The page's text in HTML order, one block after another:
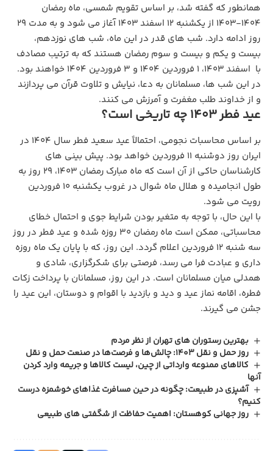
همانطور که گفته شد، بر اساس تقویم شمسی، ماه رمضان
۱۴۰۴-۱۴۰۳ از یکشنبه ۱۲ اسفند ۱۴۰۳ آغاز می ‌شود و به مدت ۲۹
روز ادامه دارد. شب ‌های قدر در این ماه، شب ‌های نوزدهم،
بیست و یکم و بیست و سوم رمضان هستند که به ترتیب مصادف
با اسفند ۱۴۰۳، 1 فروردین ۱۴۰۴ و ۳ فروردین ۱۴۰۴ خواهند بود.
در این شب‌ ها، مسلمانان به دعا، نیایش و تلاوت قرآن می ‌پردازند
و از خداوند طلب مغفرت و آمرزش می‌ کنند.
عید فطر ۱۴۰۳ چه تاریخی است؟
بر اساس محاسبات نجومی، احتمالاً عید سعید فطر سال ۱۴۰۴ در
ایران روز دوشنبه ۱۱ فروردین خواهد بود. پیش ‌بینی‌ های
کارشناسان حاکی از آن است که ماه مبارک رمضان ۱۴۰۳، ۲۹ روز به
طول انجامیده و هلال ماه شوال در غروب یکشنبه ۱۰ فروردین
رویت می ‌شود.
با این حال، با توجه به متغیر بودن شرایط جوی و احتمال خطای
محاسباتی، ممکن است ماه رمضان ۳۰ روزه شده و عید فطر در روز
سه ‌شنبه ۱۲ فروردین اعلام گردد. این روز، که با پایان یک ماه روزه
‌داری و عبادت فرا می‌ رسد، فرصتی برای شکرگزاری، شادی و
همدلی میان مسلمانان است. در این روز، مسلمانان با پرداخت زکات
فطره، اقامه نماز عید و دید و بازدید با اقوام و دوستان، این عید را
جشن می ‌گیرند.
بهترین رستوران های تهران از نظر مردم
روز حمل و نقل 1403: چالش‌ها و فرصت‌ها در صنعت حمل و نقل
کالاهای ممنوعه وارداتی از چین، لیست کالاها و جریمه وارد کردن
آنها
آشپزی در طبیعت: چگونه در حین مسافرت غذاهای خوشمزه درست
کنیم؟
روز جهانی کوهستان: اهمیت حفاظت از شگفتی های طبیعی